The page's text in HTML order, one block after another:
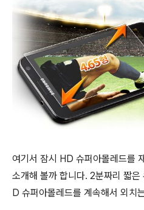
여기서 잠시 HD 슈퍼아몰레드를
소개해 볼까 합니다. 2분짜리 짧
D 슈퍼아몰레드를 계속해서 외치